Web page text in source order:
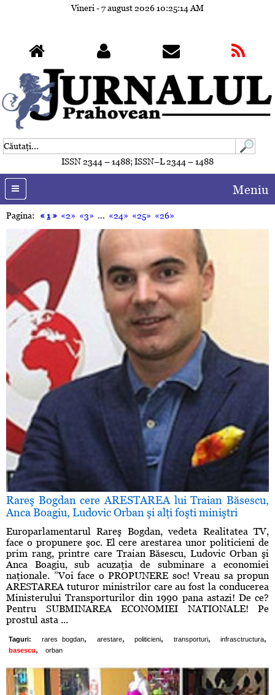
Vineri - 7 august 202610:25:17 AM
ISSN 2344 – 1488; ISSN–L 2344 – 1488
Meniu
Pagina: «1» «2» «3» ... «24» «25» «26»
Rareş Bogdan cere ARESTAREA lui Traian Băsescu,
Anca Boagiu, Ludovic Orban şi alţi foşti miniştri
Europarlamentarul Rareş Bogdan, vedeta Realitatea TV,
face o propunere şoc. El cere arestarea unor politicieni de
prim rang, printre care Traian Băsescu, Ludovic Orban şi
Anca Boagiu, sub acuzaţia de subminare a economiei
naţionale. ”Voi face o PROPUNERE soc! Vreau sa propun
ARESTAREA tuturor ministrilor care au fost la conducerea
Ministerului Transporturilor din 1990 pana astazi! De ce?
Pentru SUBMINAREA ECONOMIEI NATIONALE! Pe
prostul asta ...
Taguri: rares bogdan, arestare, politicieni, transporturi, infrasctructura,
basescu, orban